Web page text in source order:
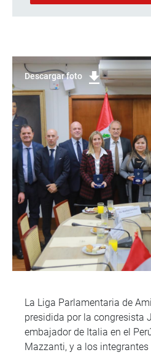
Descargar foto
La Liga Parlamentaria de
presidida por la congresista
embajador de Italia en el
Mazzanti, y a los